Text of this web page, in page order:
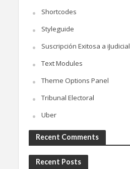
Shortcodes
Styleguide
Suscripción Exitosa a iJudicial
Text Modules
Theme Options Panel
Tribunal Electoral
Uber
Recent Comments
Recent Posts